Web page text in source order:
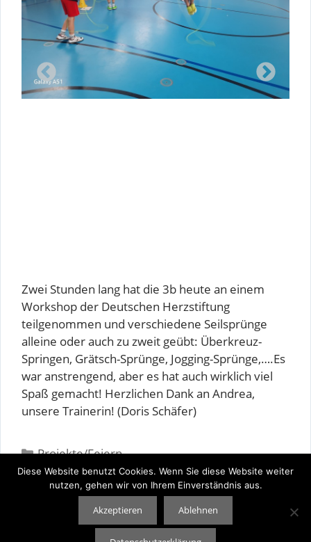
Zwei Stunden lang hat die 3b heute an einem
Workshop der Deutschen Herzstiftung
teilgenommen und verschiedene Seilsprünge
alleine oder auch zu zweit geübt: Überkreuz-
Springen, Grätsch-Sprünge, Jogging-Sprünge,….Es
war anstrengend, aber es hat auch wirklich viel
Spaß gemacht! Herzlichen Dank an Andrea,
unsere Trainerin! (Doris Schäfer)
Kategorien
Projekte/Feiern
Schachmeisterschaften 2025
Zeitungsmodels auf dem Laufsteg (18.7.2025)
Diese Website benutzt Cookies. Wenn Sie diese Website weiter
nutzen, gehen wir von Ihrem Einverständnis aus.
Akzeptieren Ablehnen